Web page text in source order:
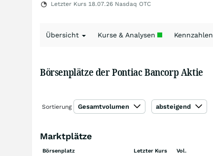
Letzter Kurs 18.07.26 Nasdaq OTC
Übersicht Kurse & Analysen Kennzahlen
Börsenplätze der Pontiac Bancorp Aktie
Sortierung Gesamtvolumen absteigend
Marktplätze
Börsenplatz Letzter Kurs Vol.